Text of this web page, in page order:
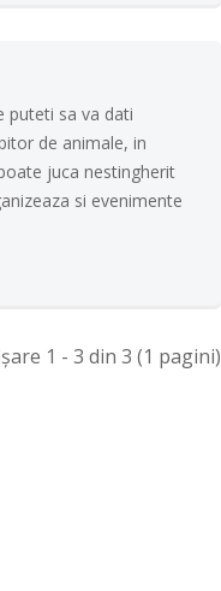
puteti sa va dati
de animale, in
juca nestingherit
si evenimente
1 - 3 din 3 (1 pagini)